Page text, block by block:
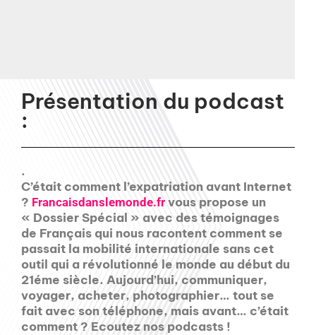
Présentation du podcast
:
.
C’était comment l’expatriation avant Internet
? Francaisdanslemonde.fr vous propose un
« Dossier Spécial » avec des témoignages
de Français qui nous racontent comment se
passait la mobilité internationale sans cet
outil qui a révolutionné le monde au début du
21éme siècle. Aujourd’hui, communiquer,
voyager, acheter, photographier… tout se
fait avec son téléphone, mais avant… c’était
comment ? Ecoutez nos podcasts !